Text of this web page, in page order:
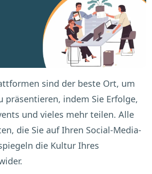
sind der beste Ort, um
präsentieren, indem Sie Erfolge,
und vieles mehr teilen. Alle
die Sie auf Ihren Social-Media-
die Kultur Ihres